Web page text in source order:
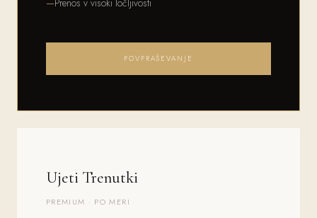
Prenos v visoki ločljivosti
POVPRAŠEVANJE
Ujeti Trenutki
PREMIUM · PO MERI